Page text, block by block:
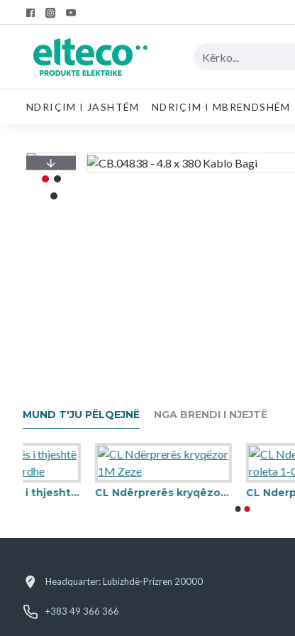
NDRIÇIM I JASHTËM NDRIÇIM I MBRENDSHËM
MUND T'JU PËLQEJNË NGA BRENDI I NJEJTË
CL Ndërprerës kryqëzor 1M Zeze
Headquarter: Lubizhdë-Prizren 20000
+383 49 366 366